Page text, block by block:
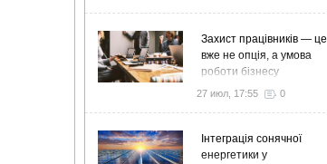
Захист працівників — це
вже не опція, а умова
роботи бізнесу
27 июл, 17:55 0
Інтеграція сонячної
енергетики у